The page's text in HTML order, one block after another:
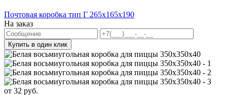
Почтовая коробка тип Г 265х165х190
На заказ
Купить в один клик
от 32 руб.